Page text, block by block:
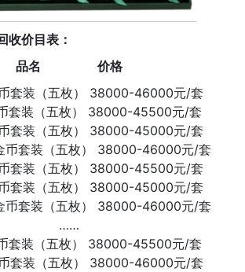
收价目表：
品名 价格
套装（五枚） 38000-46000元/套
套装（五枚） 38000-45500元/套
套装（五枚） 38000-45000元/套
币套装（五枚） 38000-46000元/套
套装（五枚） 38000-45500元/套
套装（五枚） 38000-45000元/套
币套装（五枚） 38000-46000元/套
……
套装（五枚） 38000-45500元/套
套装（五枚） 38000-46000元/套